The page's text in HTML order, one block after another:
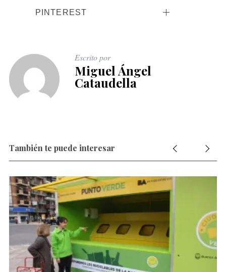
PINTEREST
Escrito por
Miguel Ángel
Cataudella
También te puede interesar